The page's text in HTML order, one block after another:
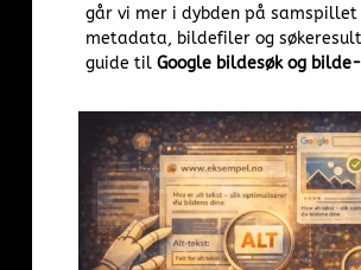
går vi mer i dybden på
metadata, bildefiler og
guide tilGoogle bildesøk og bilde-